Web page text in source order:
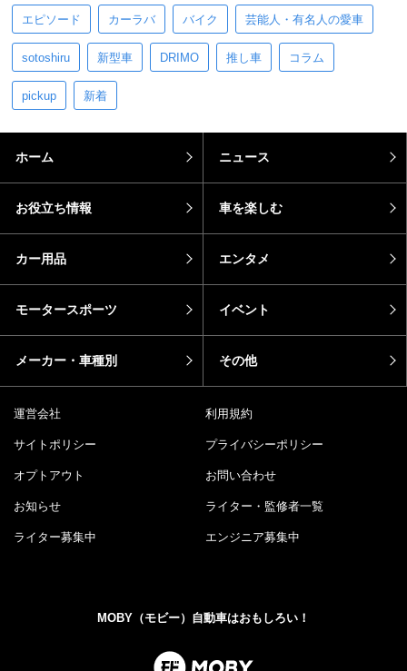
エピソード カーラバ バイク 芸能人・有名人の愛車
sotoshiru 新型車 DRIMO 推し車 コラム
pickup 新着
ホーム ニュース
お役立ち情報 車を楽しむ
カー用品 エンタメ
モータースポーツ イベント
メーカー・車種別 その他
運営会社 利用規約
サイトポリシー プライバシーポリシー
オプトアウト お問い合わせ
お知らせ ライター・監修者一覧
ライター募集中 エンジニア募集中
MOBY（モビー）自動車はおもしろい！